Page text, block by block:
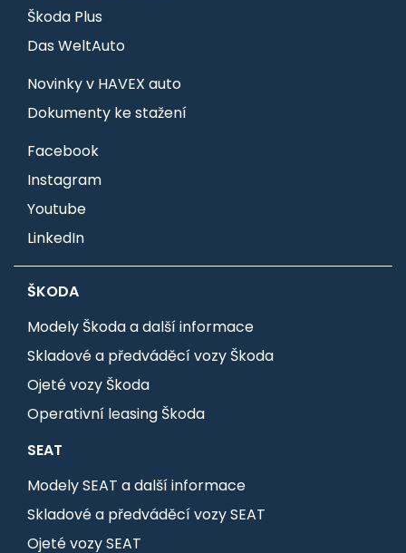
Škoda Plus
Das WeltAuto
Novinky v HAVEX auto
Dokumenty ke stažení
Facebook
Instagram
Youtube
LinkedIn
ŠKODA
Modely Škoda a další informace
Skladové a předváděcí vozy Škoda
Ojeté vozy Škoda
Operativní leasing Škoda
SEAT
Modely SEAT a další informace
Skladové a předváděcí vozy SEAT
Ojeté vozy SEAT